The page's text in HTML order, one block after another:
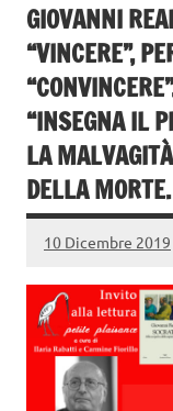
GIOVANNI
“VINCERE”,
“INSEGNA IL
LA
DELLA MORTE.
10 Dicembre 2019